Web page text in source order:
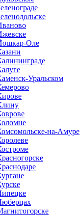
Оле
Уральском
на-Амуре